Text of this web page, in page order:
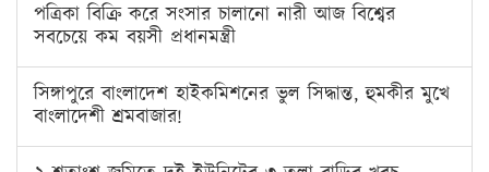
পত্রিকা বিক্রি করে সংসার চালানো নারী আজ বিশ্বের
সবচেয়ে কম বয়সী প্রধানমন্ত্রী
সিঙ্গাপুরে বাংলাদেশ হাইকমিশনের ভুল সিদ্ধান্ত, হুমকীর মুখে
বাংলাদেশী শ্রমবাজার!